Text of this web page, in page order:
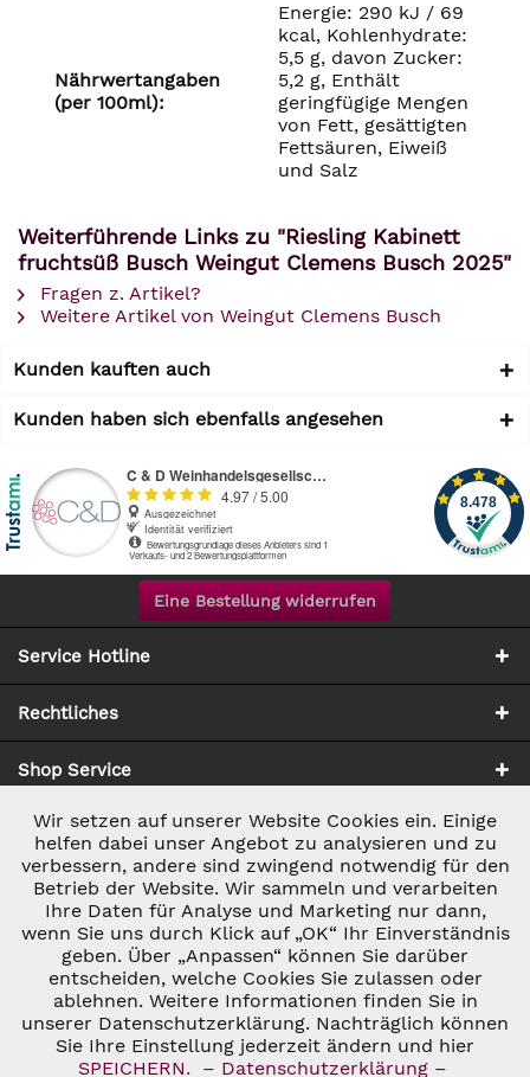
Nährwertangaben
(per 100ml):
Energie: 290 kJ / 69
kcal, Kohlenhydrate:
5,5 g, davon Zucker:
5,2 g, Enthält
geringfügige Mengen
von Fett, gesättigten
Fettsäuren, Eiweiß
und Salz
Weiterführende Links zu "Riesling Kabinett
fruchtsüß Busch Weingut Clemens Busch 2025"
Fragen z. Artikel?
Weitere Artikel von Weingut Clemens Busch
Kunden kauften auch
Kunden haben sich ebenfalls angesehen
Eine Bestellung widerrufen
Service Hotline
Rechtliches
Shop Service
Zahlung & Versand
* ALLE PREISE INKL. GESETZL. UMSATZSTEUER ZZGL.
VERSANDKOSTEN UND GGF. NACHNAHMEGEBÜHREN, WENN NICHT
ANDERS BESCHRIEBEN
© 2026 C&D WEINHANDEL - ALL RIGHTS RESERVED. THEME BY
Notwendig Aktiv
Marketing Inaktiv
Tracking Inaktiv
Personalisierung Inaktiv
Wir setzen auf unserer Website Cookies ein. Einige
helfen dabei unser Angebot zu analysieren und zu
verbessern, andere sind zwingend notwendig für den
Betrieb der Website. Wir sammeln und verarbeiten
Ihre Daten für Analyse und Marketing nur dann,
wenn Sie uns durch Klick auf „OK“ Ihr Einverständnis
geben. Über „Anpassen“ können Sie darüber
entscheiden, welche Cookies Sie zulassen oder
ablehnen. Weitere Informationen finden Sie in
unserer Datenschutzerklärung. Nachträglich können
Sie Ihre Einstellung jederzeit ändern und hier
SPEICHERN.
– Datenschutzerklärung –